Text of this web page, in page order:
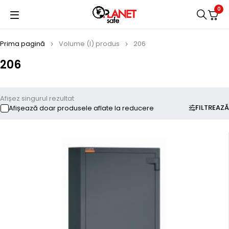
0
206
Prima pagină Volume (l) produs 206
FILTREAZĂ
Afișez singurul rezultat
Afișează doar produsele aflate la reducere